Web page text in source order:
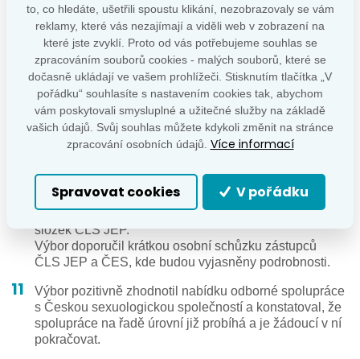
Výbor schválil status „Hypofyzárního centra“ ve FN
Brno (MUDr. Starý).
Výbor schválil stanovisko ČES ČLS JEP k indikačním
a preskripčním omezením a odhadu cílové populace
přípravku Tepezza (teprotumumab).
Výbor schválil cestovní grant na Endokrinologické dny
v Olomouci pro MUDr. Martina Pehra z III. interní
kliniky VFN v Praze.
Prof. Kršek informoval o nabídce ČLS JEP na interní
síťovou platformu (intranet), kterou by bylo možné
využívat pro sdílení informací členům organizačních
složek ČLS JEP.
Výbor doporučil krátkou osobní schůzku zástupců
ČLS JEP a ČES, kde budou vyjasněny podrobnosti.
Výbor pozitivně zhodnotil nabídku odborné spolupráce
s Českou sexuologickou společností a konstatoval, že
spolupráce na řadě úrovní již probíhá a je žádoucí v ní
pokračovat.
to, co hledáte, ušetřili spoustu klikání, nezobrazovaly se vám
reklamy, které vás nezajímají a viděli web v zobrazení na
které jste zvyklí. Proto od vás potřebujeme souhlas se
zpracováním souborů cookies - malých souborů, které se
dočasně ukládají ve vašem prohlížeči. Stisknutím tlačítka „V
pořádku“ souhlasíte s nastavením cookies tak, abychom
vám poskytovali smysluplné a užitečné služby na základě
vašich údajů. Svůj souhlas můžete kdykoli změnit na stránce
zpracování osobních údajů. Více informací
Spravovat cookies V pořádku